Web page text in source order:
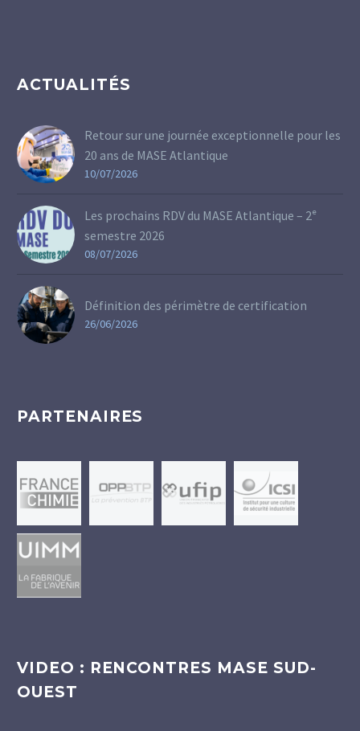
ACTUALITÉS
Retour sur une journée exceptionnelle pour les
20 ans de MASE Atlantique
10/07/2026
Les prochains RDV du MASE Atlantique – 2ᵉ
semestre 2026
08/07/2026
Définition des périmètre de certification
26/06/2026
PARTENAIRES
VIDEO : RENCONTRES MASE SUD-
OUEST